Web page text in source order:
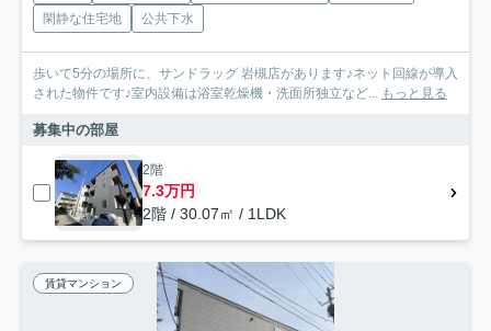
閑静な住宅地
公共下水
歩いて5分の場所に、サンドラッグ 岩槻店があります♪ネット回線が導入
された物件です♪室内設備は浴室乾燥機・洗面所独立など... もっと見る
募集中の部屋
2階
7.3万円
2階 / 30.07㎡ / 1LDK
賃貸マンション